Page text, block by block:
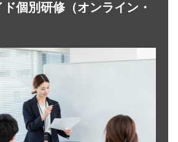
個別研修（オンライン・